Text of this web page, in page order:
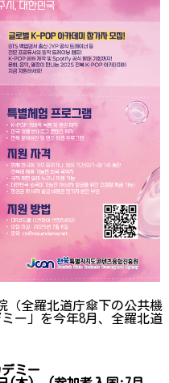
（全羅北道庁傘下の公共機
ミー」を今年8月、全羅北道
デミー